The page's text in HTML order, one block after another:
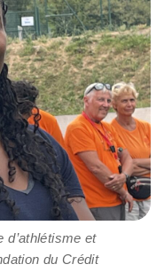
d’athlétisme et
du Crédit